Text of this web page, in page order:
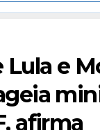
Lula e
afirma